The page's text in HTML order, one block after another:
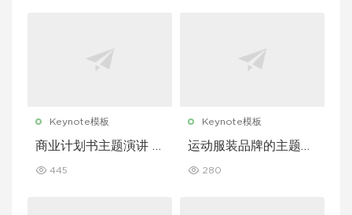
Keynote模板
商业计划书主题演讲 K
445
Keynote模板
运动服装品牌的主题演
280